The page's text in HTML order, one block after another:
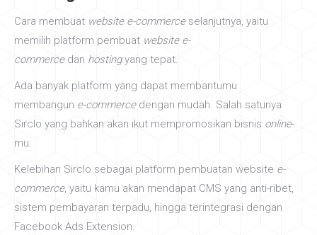
Cara membuat website e-commerceselanjutnya, yaitu
memilih platform pembuat website e-
commerce dan hostingyang tepat.
Ada banyak platform yang dapat membantumu
membangun e-commerce dengan mudah. Salah satunya
Sirclo yang bahkan akan ikut mempromosikan bisnis online-
mu.
Kelebihan Sirclo sebagai platform pembuatan website e-
commerce, yaitu kamu akan mendapat CMS yang anti-ribet,
sistem pembayaran terpadu, hingga terintegrasi dengan
Facebook Ads Extension.